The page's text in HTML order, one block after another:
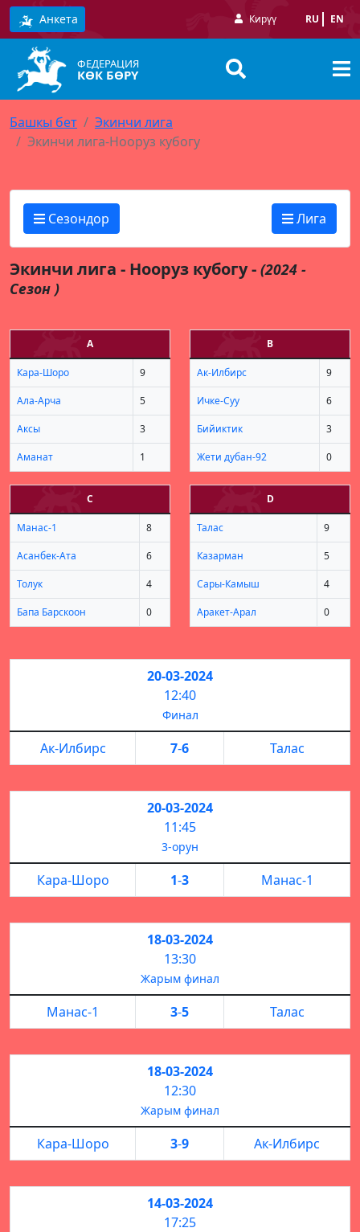
Анкета Кирүү RU EN
ФЕДЕРАЦИЯ
КӨК БӨРҮ
Башкы бет
Экинчи лига
Экинчи лига-Нооруз кубогу
Сезондор Лига
Экинчи лига - Нооруз кубогу - (2024 -
Сезон )
А
Кара-Шоро 9
Ала-Арча 5
Аксы 3
Аманат 1
В
Ак-Илбирс 9
Ичке-Суу 6
Бийиктик 3
Жети дубан-92 0
С
Манас-1 8
Асанбек-Ата 6
Толук 4
Бапа Барскоон 0
D
Талас 9
Казарман 5
Сары-Камыш 4
Аракет-Арал 0
20-03-2024
12:40
Финал
Ак-Илбирс 7-6 Талас
20-03-2024
11:45
3-орун
Кара-Шоро 1-3 Манас-1
18-03-2024
13:30
Жарым финал
Манас-1 3-5 Талас
18-03-2024
12:30
Жарым финал
Кара-Шоро 3-9 Ак-Илбирс
14-03-2024
17:25